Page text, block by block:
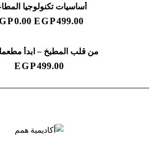
أساسيات تكنولوجيا
EGP499.00
0.00
من قلب المطبخ – ابدأ
EGP499.00